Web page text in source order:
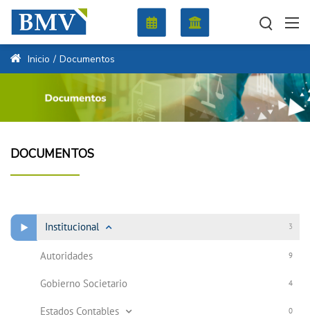
Inicio / Documentos
DOCUMENTOS
3
Institucional
9
Autoridades
4
Gobierno Societario
0
Estados Contables